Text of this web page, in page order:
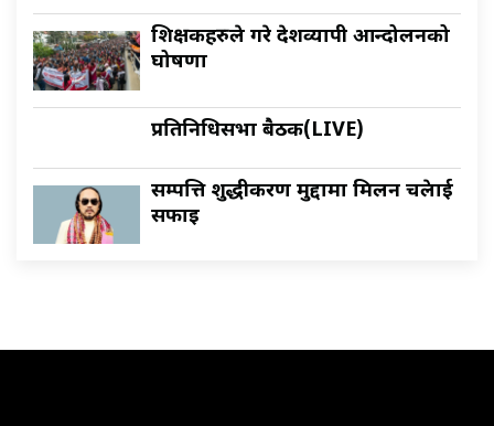
शिक्षकहरुले गरे देशव्यापी आन्दोलनको
घोषणा
प्रतिनिधिसभा बैठक(LIVE)
सम्पत्ति शुद्धीकरण मुद्दामा मिलन चक्रेलाई
सफाइ